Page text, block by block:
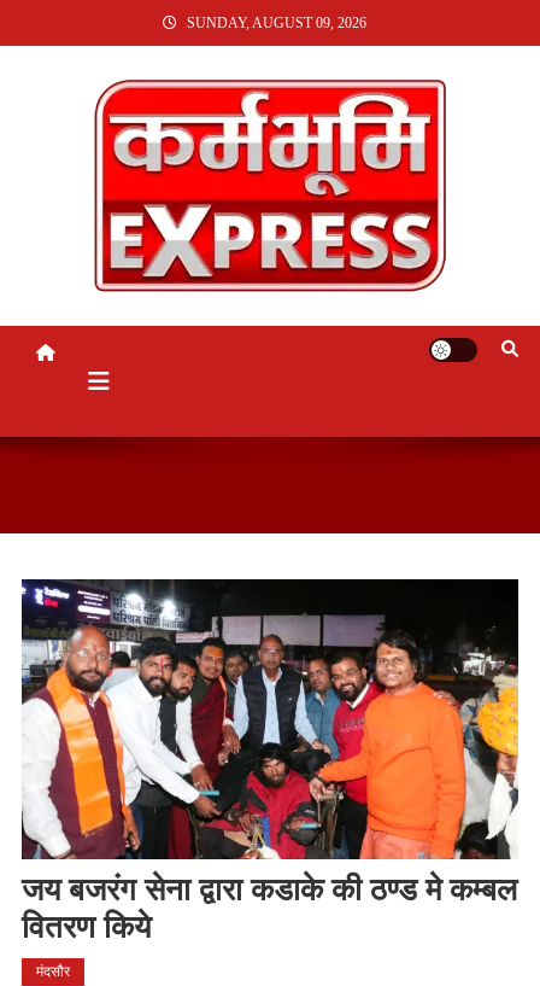
TO
SUNDAY, AUGUST 09, 2026
KARMABHUMI EXPRESS
जय बजरंग सेना द्वारा कडाके की ठण्ड मे कम्बल
वितरण किये
मंदसौर